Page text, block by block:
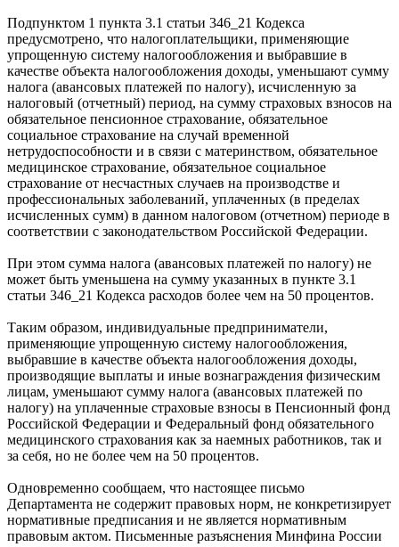
Подпунктом 1 пункта 3.1 статьи 346_21 Кодекса
предусмотрено, что налогоплательщики, применяющие
упрощенную систему налогообложения и выбравшие в
качестве объекта налогообложения доходы, уменьшают сумму
налога (авансовых платежей по налогу), исчисленную за
налоговый (отчетный) период, на сумму страховых взносов на
обязательное пенсионное страхование, обязательное
социальное страхование на случай временной
нетрудоспособности и в связи с материнством, обязательное
медицинское страхование, обязательное социальное
страхование от несчастных случаев на производстве и
профессиональных заболеваний, уплаченных (в пределах
исчисленных сумм) в данном налоговом (отчетном) периоде в
соответствии с законодательством Российской Федерации.
При этом сумма налога (авансовых платежей по налогу) не
может быть уменьшена на сумму указанных в пункте 3.1
статьи 346_21 Кодекса расходов более чем на 50 процентов.
Таким образом, индивидуальные предприниматели,
применяющие упрощенную систему налогообложения,
выбравшие в качестве объекта налогообложения доходы,
производящие выплаты и иные вознаграждения физическим
лицам, уменьшают сумму налога (авансовых платежей по
налогу) на уплаченные страховые взносы в Пенсионный фонд
Российской Федерации и Федеральный фонд обязательного
медицинского страхования как за наемных работников, так и
за себя, но не более чем на 50 процентов.
Одновременно сообщаем, что настоящее письмо
Департамента не содержит правовых норм, не конкретизирует
нормативные предписания и не является нормативным
правовым актом. Письменные разъяснения Минфина России